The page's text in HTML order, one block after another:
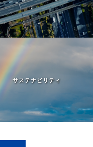
サステナビリティ